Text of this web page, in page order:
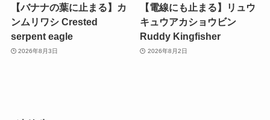
【バナナの葉に止まる】カ
ンムリワシ Crested
serpent eagle
2026年8月3日
【電線にも止まる】リュウ
キュウアカショウビン
Ruddy Kingfisher
2026年8月2日